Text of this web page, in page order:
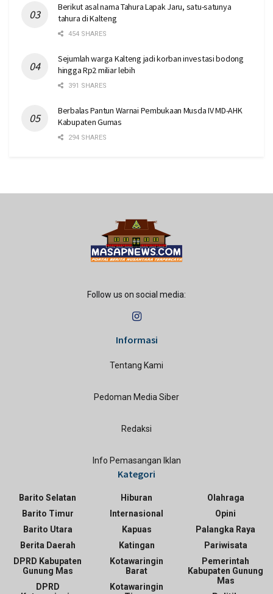
Berikut asal nama Tahura Lapak Jaru, satu-satunya
tahura di Kalteng
454 SHARES
Sejumlah warga Kalteng jadi korban investasi bodong
hingga Rp2 miliar lebih
391 SHARES
Berbalas Pantun Warnai Pembukaan Musda IV MD-AHK
Kabupaten Gumas
294 SHARES
Follow us on social media:
Informasi
Tentang Kami
Pedoman Media Siber
Redaksi
Info Pemasangan Iklan
Kategori
Barito Selatan
Barito Timur
Barito Utara
Berita Daerah
DPRD Kabupaten
Gunung Mas
DPRD
Hiburan
Internasional
Kapuas
Katingan
Kotawaringin
Barat
Kotawaringin
Olahraga
Opini
Palangka Raya
Pariwisata
Pemerintah
Kabupaten Gunung
Mas